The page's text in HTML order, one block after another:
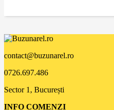
contact@buzunarel.ro
0726.697.486
Sector 1, București
INFO COMENZI